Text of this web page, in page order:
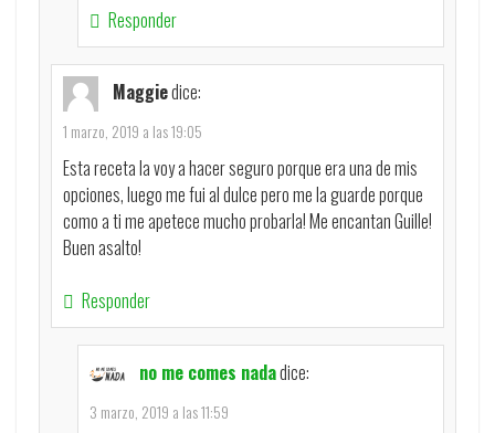
Responder
Maggiedice:
1 marzo, 2019 a las 19:05
Esta receta la voy a hacer seguro porque era una de mis
opciones, luego me fui al dulce pero me la guarde porque
como a ti me apetece mucho probarla! Me encantan Guille!
Buen asalto!
Responder
no me comes nadadice:
3 marzo, 2019 a las 11:59